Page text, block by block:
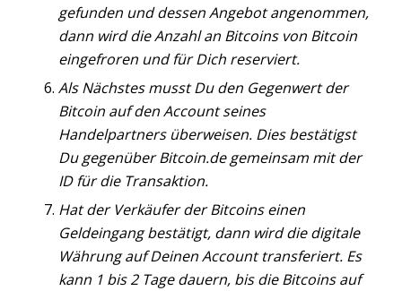
gefunden und dessen Angebot angenommen,
dann wird die Anzahl an Bitcoins von Bitcoin
eingefroren und für Dich reserviert.
Als Nächstes musst Du den Gegenwert der
Bitcoin auf den Account seines
Handelpartners überweisen. Dies bestätigst
Du gegenüber Bitcoin.de gemeinsam mit der
ID für die Transaktion.
Hat der Verkäufer der Bitcoins einen
Geldeingang bestätigt, dann wird die digitale
Währung auf Deinen Account transferiert. Es
kann 1 bis 2 Tage dauern, bis die Bitcoins auf